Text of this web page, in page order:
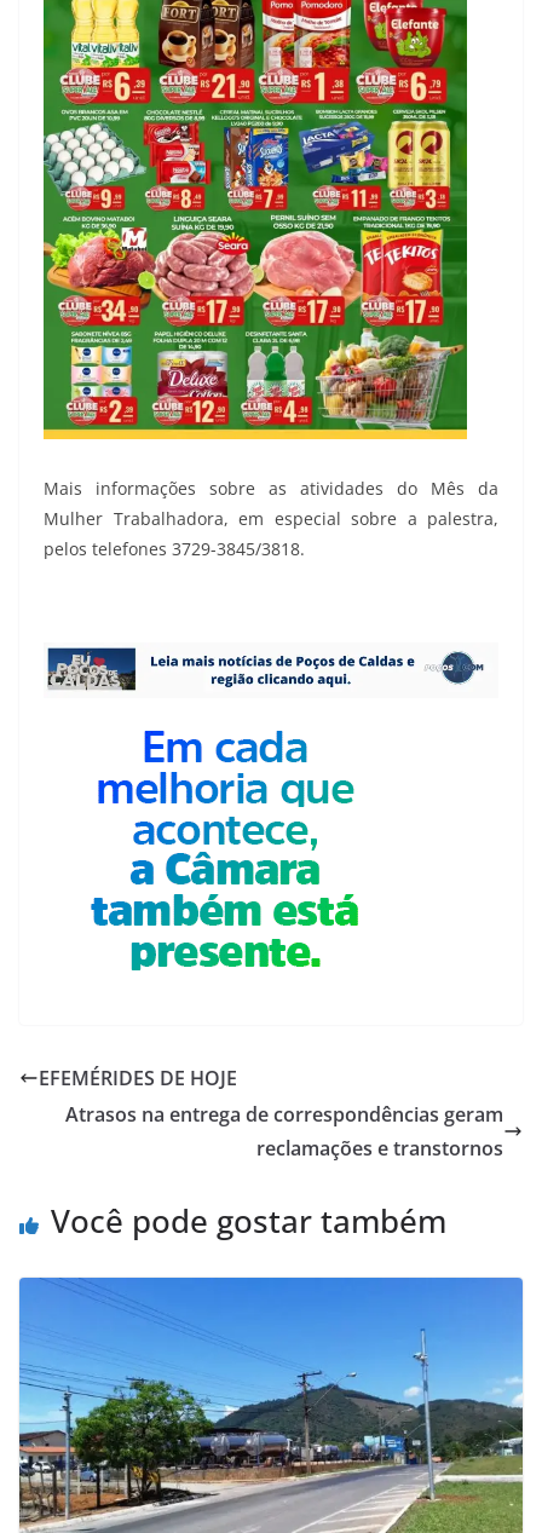
Mais informações sobre as atividades do Mês da
Mulher Trabalhadora, em especial sobre a palestra,
pelos telefones 3729-3845/3818.
EFEMÉRIDES DE HOJE
Atrasos na entrega de correspondências geram
reclamações e transtornos
Você pode gostar também